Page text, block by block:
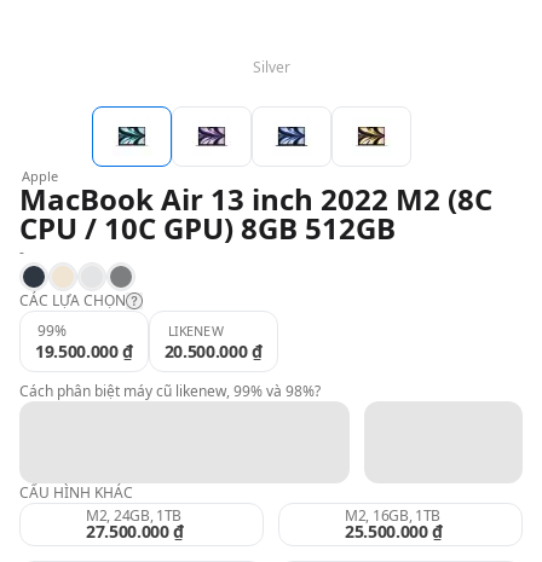
Silver
Apple
MacBook Air 13 inch 2022 M2 (8C
CPU / 10C GPU) 8GB 512GB
-
Midnight
Starlight
SilverSpace Gray
CÁC LỰA CHỌN
Likenew:
98%:
99%
19.500.000 ₫
LIKENEW
20.500.000 ₫
Cách phân biệt máy cũ likenew, 99% và 98%?
CẤU HÌNH KHÁC
M2, 24GB, 1TB
27.500.000 ₫
M2, 16GB, 1TB
25.500.000 ₫